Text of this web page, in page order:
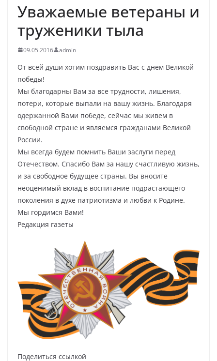
Уважаемые ветераны и
труженики тыла
09.05.2016 admin
От всей души хотим поздравить Вас с днем Великой
победы!
Мы благодарны Вам за все трудности, лишения,
потери, которые выпали на вашу жизнь. Благодаря
одержанной Вами победе, сейчас мы живем в
свободной стране и являемся гражданами Великой
России.
Мы всегда будем помнить Ваши заслуги перед
Отечеством. Спасибо Вам за нашу счастливую жизнь,
и за свободное будущее страны. Вы вносите
неоценимый вклад в воспитание подрастающего
поколения в духе патриотизма и любви к Родине.
Мы гордимся Вами!
Редакция газеты
Поделиться ссылкой